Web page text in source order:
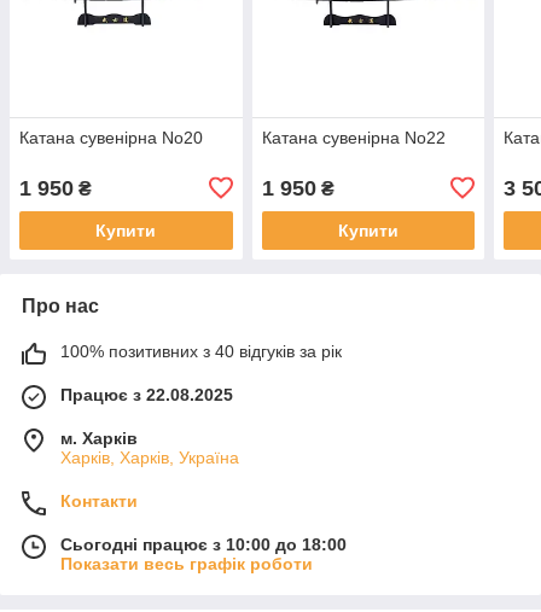
Катана сувенірна No20
1 950 ₴
Купити
Катана сувенірна No22
1 950₴
Купити
3
Про нас
100% позитивних з 40 відгуків за рік
Працює з 22.08.2025
м. Харків
Харків, Харків, Україна
Контакти
Сьогодні працює з 10:00 до 18:00
Показати весь графік роботи